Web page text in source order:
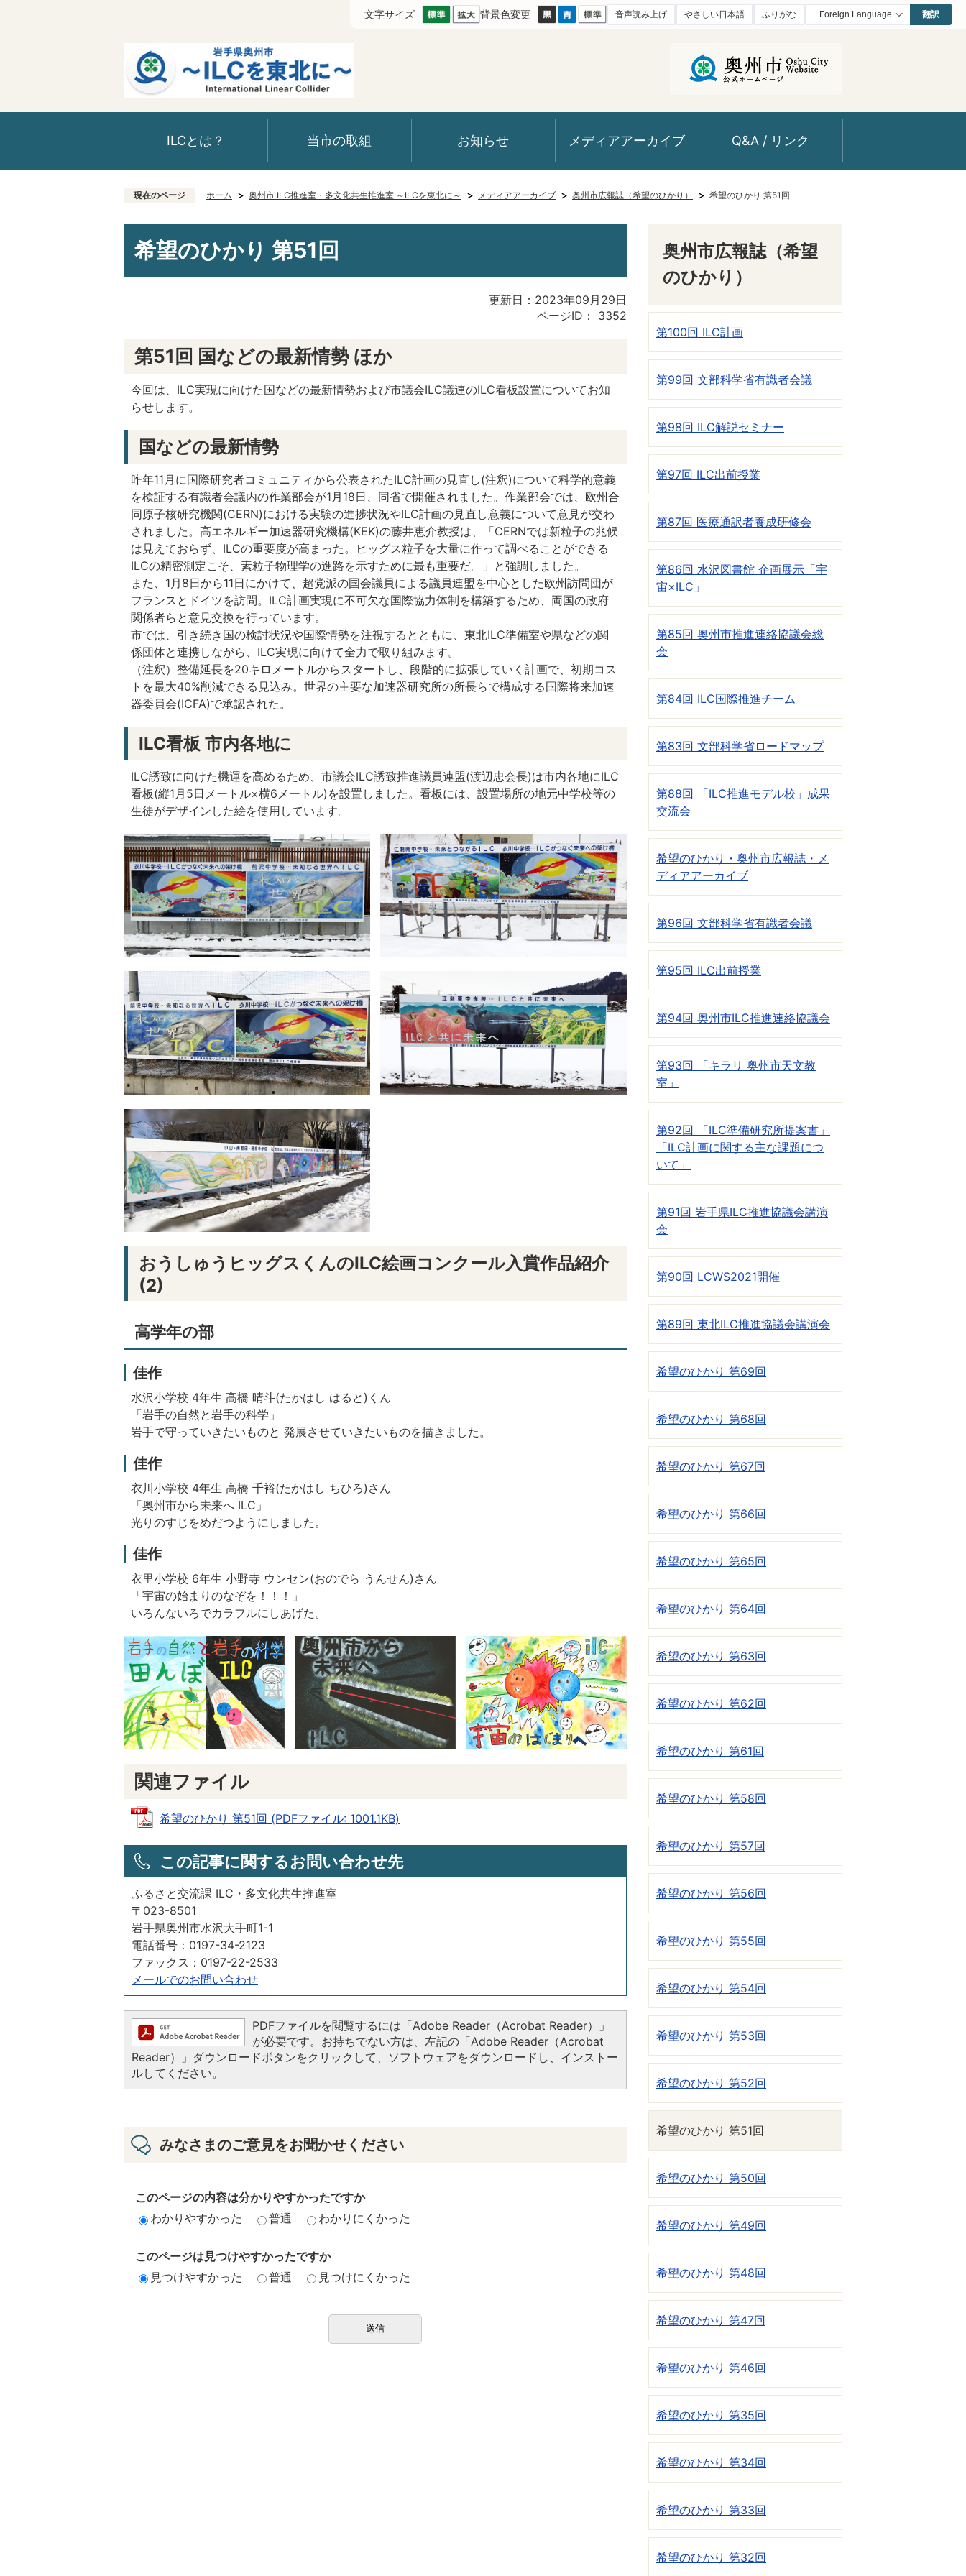
文字サイズ 背景色変更 音声読み上げ やさしい日本語 ふりがな 翻訳
ILCとは？ 当市の取組 お知らせ メディアアーカイブ Q&A / リンク
現在のページ ホーム 奥州市 ILC推進室・多文化共生推進室 ～ILCを東北に～ メディアアーカイブ 奥州市広報誌（希望のひかり） 希望のひかり 第51回
希望のひかり 第51回
更新日：2023年09月29日
ページID：
3352
第51回 国などの最新情勢 ほか
今回は、ILC実現に向けた国などの最新情勢および市議会ILC議連のILC看板設置についてお知
らせします。
国などの最新情勢
昨年11月に国際研究者コミュニティから公表されたILC計画の見直し(注釈)について科学的意義
を検証する有識者会議内の作業部会が1月18日、同省で開催されました。作業部会では、欧州合
同原子核研究機関(CERN)における実験の進捗状況やILC計画の見直し意義について意見が交わ
されました。高エネルギー加速器研究機構(KEK)の藤井恵介教授は、「CERNでは新粒子の兆候
は見えておらず、ILCの重要度が高まった。ヒッグス粒子を大量に作って調べることができる
ILCの精密測定こそ、素粒子物理学の進路を示すために最も重要だ。」と強調しました。
また、1月8日から11日にかけて、超党派の国会議員による議員連盟を中心とした欧州訪問団が
フランスとドイツを訪問。ILC計画実現に不可欠な国際協力体制を構築するため、両国の政府
関係者らと意見交換を行っています。
市では、引き続き国の検討状況や国際情勢を注視するとともに、東北ILC準備室や県などの関
係団体と連携しながら、ILC実現に向けて全力で取り組みます。
（注釈）整備延長を20キロメートルからスタートし、段階的に拡張していく計画で、初期コス
トを最大40%削減できる見込み。世界の主要な加速器研究所の所長らで構成する国際将来加速
器委員会(ICFA)で承認された。
ILC看板 市内各地に
ILC誘致に向けた機運を高めるため、市議会ILC誘致推進議員連盟(渡辺忠会長)は市内各地にILC
看板(縦1月5日メートル×横6メートル)を設置しました。看板には、設置場所の地元中学校等の
生徒がデザインした絵を使用しています。
おうしゅうヒッグスくんのILC絵画コンクール入賞作品紹介
(2)
高学年の部
佳作
水沢小学校 4年生 高橋 晴斗(たかはし はると)くん
「岩手の自然と岩手の科学」
岩手で守っていきたいものと 発展させていきたいものを描きました。
佳作
衣川小学校 4年生 高橋 千裕(たかはし ちひろ)さん
「奥州市から未来へ ILC」
光りのすじをめだつようにしました。
佳作
衣里小学校 6年生 小野寺 ウンセン(おのでら うんせん)さん
「宇宙の始まりのなぞを！！！」
いろんないろでカラフルにしあげた。
関連ファイル
希望のひかり 第51回 (PDFファイル: 1001.1KB)
この記事に関するお問い合わせ先
ふるさと交流課 ILC・多文化共生推進室
〒023-8501
岩手県奥州市水沢大手町1-1
電話番号：0197-34-2123
ファックス：0197-22-2533
メールでのお問い合わせ
PDFファイルを閲覧するには「Adobe Reader（Acrobat Reader）」
が必要です。お持ちでない方は、左記の「Adobe Reader（Acrobat
Reader）」ダウンロードボタンをクリックして、ソフトウェアをダウンロードし、インストー
ルしてください。
みなさまのご意見をお聞かせください
このページの内容は分かりやすかったですか
わかりやすかった
普通 わかりにくかった
このページは見つけやすかったですか
見つけやすかった
普通 見つけにくかった
奥州市広報誌（希望
のひかり）
第100回 ILC計画
第99回 文部科学省有識者会議
第98回 ILC解説セミナー
第97回 ILC出前授業
第87回 医療通訳者養成研修会
第86回 水沢図書館 企画展示「宇
宙×ILC」
第85回 奥州市推進連絡協議会総
会
第84回 ILC国際推進チーム
第83回 文部科学省ロードマップ
第88回 「ILC推進モデル校」成果
交流会
希望のひかり・奥州市広報誌・メ
ディアアーカイブ
第96回 文部科学省有識者会議
第95回 ILC出前授業
第94回 奥州市ILC推進連絡協議会
第93回 「キラリ 奥州市天文教
室」
第92回 「ILC準備研究所提案書」
「ILC計画に関する主な課題につ
いて」
第91回 岩手県ILC推進協議会講演
会
第90回 LCWS2021開催
第89回 東北ILC推進協議会講演会
希望のひかり 第69回
希望のひかり 第68回
希望のひかり 第67回
希望のひかり 第66回
希望のひかり 第65回
希望のひかり 第64回
希望のひかり 第63回
希望のひかり 第62回
希望のひかり 第61回
希望のひかり 第58回
希望のひかり 第57回
希望のひかり 第56回
希望のひかり 第55回
希望のひかり 第54回
希望のひかり 第53回
希望のひかり 第52回
希望のひかり 第51回
希望のひかり 第50回
希望のひかり 第49回
希望のひかり 第48回
希望のひかり 第47回
希望のひかり 第46回
希望のひかり 第35回
希望のひかり 第34回
希望のひかり 第33回
希望のひかり 第32回